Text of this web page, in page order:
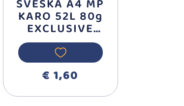
SVESKA A4 MP
KARO 52L 80g
EXCLUSIVE
ILIJANUM
€ 1,60